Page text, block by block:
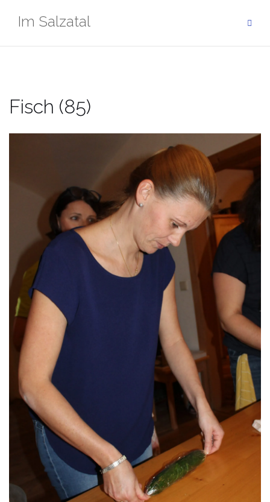
InhaltIm Salzatal
Fisch (85)